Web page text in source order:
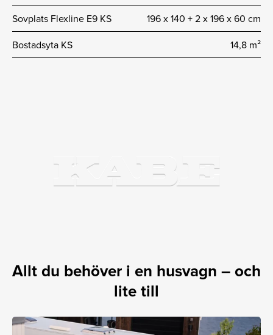
Sovplats Flexline E9 KS
196 x 140 + 2 x 196 x 60 cm
Bostadsyta KS
14,8 m²
Allt du behöver i en husvagn – och
lite till